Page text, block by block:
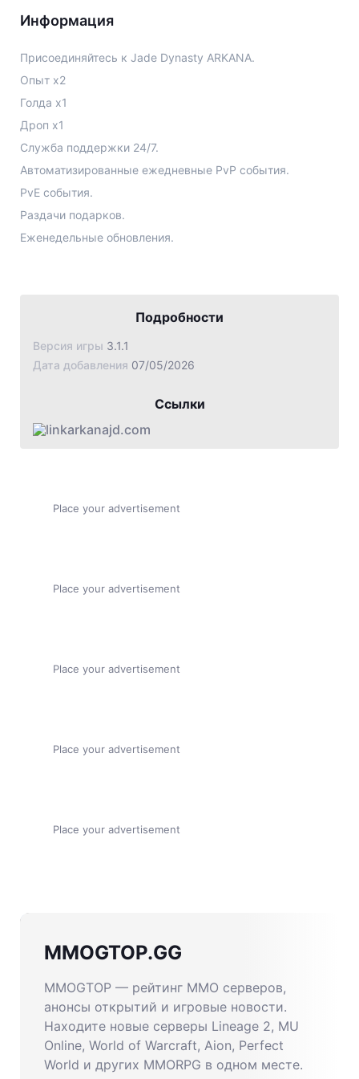
Информация
Присоединяйтесь к Jade Dynasty ARKANA.
Опыт х2
Голда х1
Дроп х1
Служба поддержки 24/7.
Автоматизированные ежедневные PvP события.
PvE события.
Раздачи подарков.
Подробности
Версия игры 3.1.1
Дата добавления 07/05/2026
Ссылки
arkanajd.com
Place your advertisement
Place your advertisement
Place your advertisement
Place your advertisement
Place your advertisement
MMOGTOP.GG
MMOGTOP — рейтинг MMO серверов,
анонсы открытий и игровые новости.
Находите новые серверы Lineage 2, MU
Online, World of Warcraft, Aion, Perfect
World и других MMORPG в одном месте.